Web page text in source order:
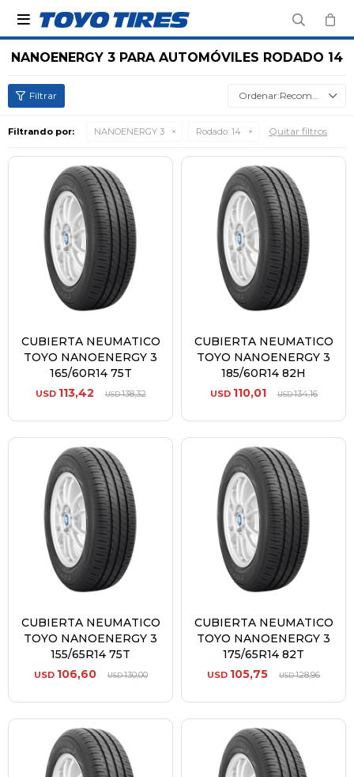

NANOENERGY 3 PARA AUTOMÓVILES RODADO 14
Recomendados
Filtrando por: NANOENERGY 3 Rodado: 14 Quitar filtros
CUBIERTA NEUMATICO
TOYO NANOENERGY 3
165/60R14 75T
USD 113,42 USD138,32
CUBIERTA NEUMATICO
TOYO NANOENERGY 3
185/60R14 82H
USD 110,01 USD134,16
CUBIERTA NEUMATICO
TOYO NANOENERGY 3
155/65R14 75T
USD 106,60 USD130,00
CUBIERTA NEUMATICO
TOYO NANOENERGY 3
175/65R14 82T
USD 105,75 USD128,96